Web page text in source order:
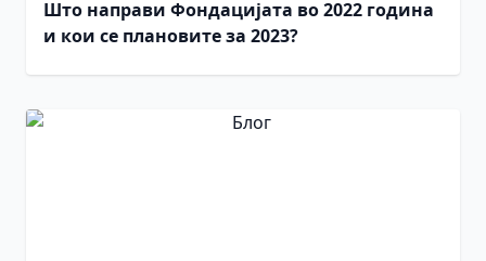
Што направи Фондацијата во 2022 година
и кои се плановите за 2023?